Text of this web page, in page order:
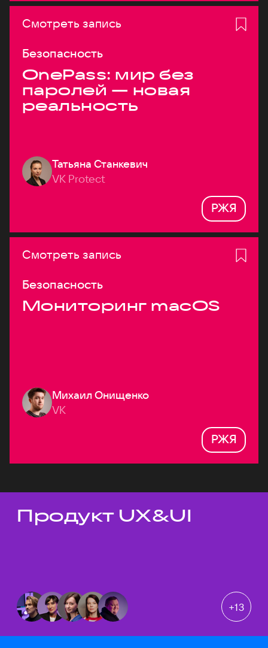
Смотреть запись
Безопасность
OnePass: мир без
паролей — новая
реальность
Татьяна Станкевич
VK Protect
РЖЯ
Смотреть запись
Безопасность
Мониторинг macOS
Михаил Онищенко
VK
РЖЯ
Темы докладов
Продукт UX&UI
+13